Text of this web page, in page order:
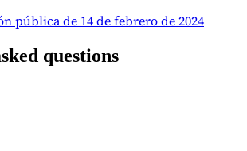
pública de 14 de febrero de 2024
questions